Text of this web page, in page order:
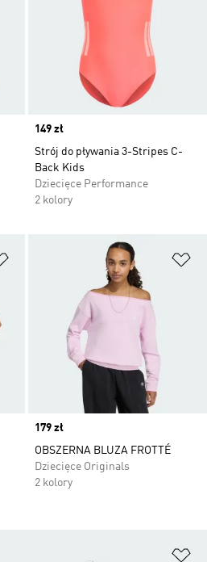
Price
149 zł
Strój do pływania 3-Stripes C-
Back Kids
Dziecięce Performance
2 kolory
Dodaj do listy życzeń
Price
179 zł
OBSZERNA BLUZA FROTTÉ
Dziecięce Originals
2 kolory